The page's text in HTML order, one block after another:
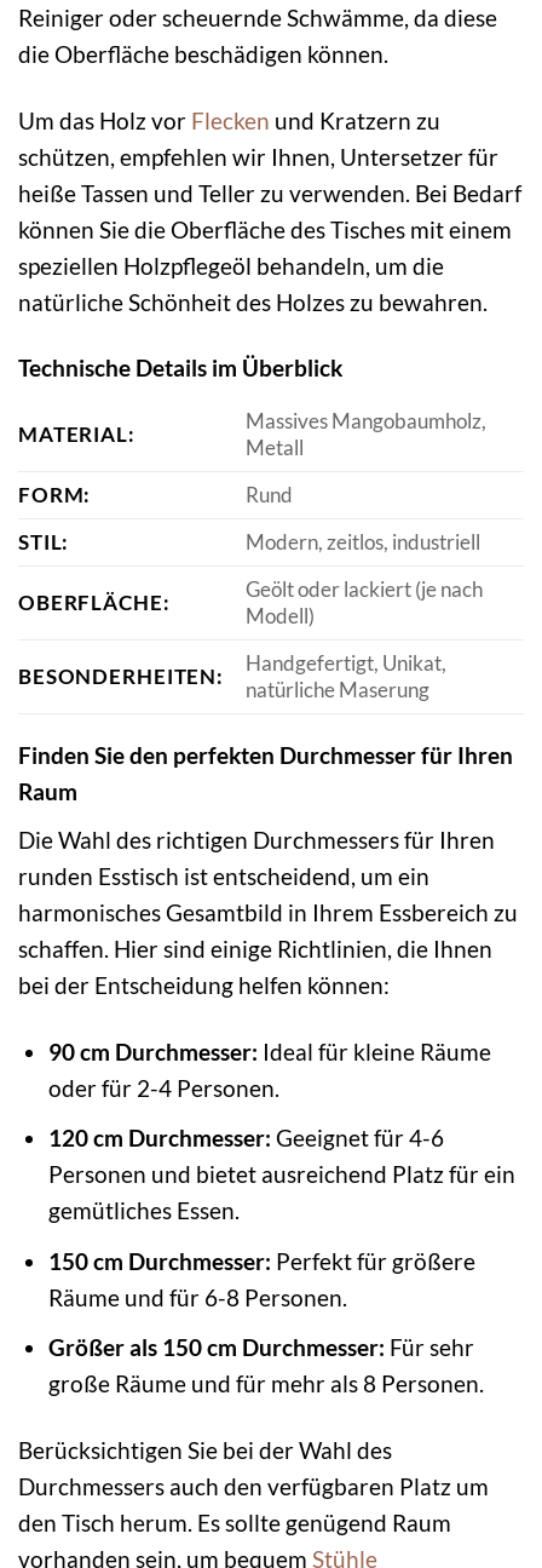
Reiniger oder scheuernde Schwämme, da diese
die Oberfläche beschädigen können.
Um das Holz vor Flecken und Kratzern zu
schützen, empfehlen wir Ihnen, Untersetzer für
heiße Tassen und Teller zu verwenden. Bei Bedarf
können Sie die Oberfläche des Tisches mit einem
speziellen Holzpflegeöl behandeln, um die
natürliche Schönheit des Holzes zu bewahren.
Technische Details im Überblick
MATERIAL:
Massives Mangobaumholz,
Metall
FORM:
Rund
STIL:
Modern, zeitlos, industriell
OBERFLÄCHE:
Geölt oder lackiert (je nach
Modell)
BESONDERHEITEN:
Handgefertigt, Unikat,
natürliche Maserung
Finden Sie den perfekten Durchmesser für Ihren
Raum
Die Wahl des richtigen Durchmessers für Ihren
runden Esstisch ist entscheidend, um ein
harmonisches Gesamtbild in Ihrem Essbereich zu
schaffen. Hier sind einige Richtlinien, die Ihnen
bei der Entscheidung helfen können:
90 cm Durchmesser: Ideal für kleine Räume
oder für 2-4 Personen.
120 cm Durchmesser: Geeignet für 4-6
Personen und bietet ausreichend Platz für ein
gemütliches Essen.
150 cm Durchmesser: Perfekt für größere
Räume und für 6-8 Personen.
Größer als 150 cm Durchmesser: Für sehr
große Räume und für mehr als 8 Personen.
Berücksichtigen Sie bei der Wahl des
Durchmessers auch den verfügbaren Platz um
den Tisch herum. Es sollte genügend Raum
vorhanden sein, um bequem Stühle